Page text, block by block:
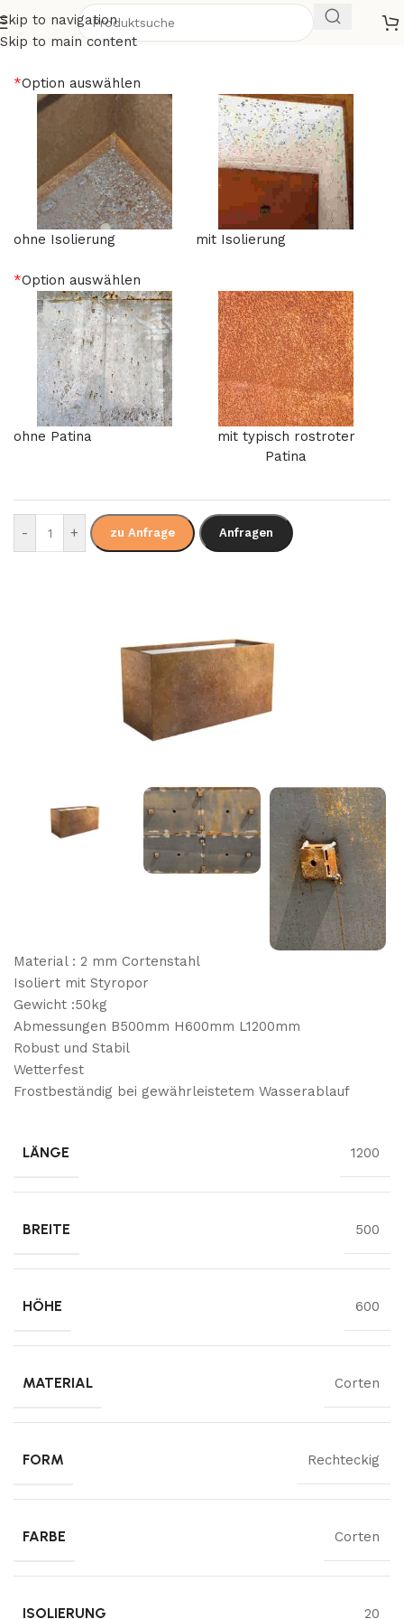
Skip to navigation
Skip to main content
Cubi 11
Material : 2 mm Cortenstahl
Isoliert mit Styropor
Gewicht :50kg
Abmessungen B500mm H600mm L1200mm
Robust und Stabil
Wetterfest
Frostbeständig bei gewährleistetem Wasserablauf
LÄNGE 1200
BREITE 500
HÖHE 600
MATERIAL Corten
FORM Rechteckig
FARBE Corten
ISOLIERUNG 20
*Option auswählen
ohne Isolierung mit Isolierung
*Option auswählen
ohne Patina
mit typisch rostroter
Patina
- + zu Anfrage Anfragen